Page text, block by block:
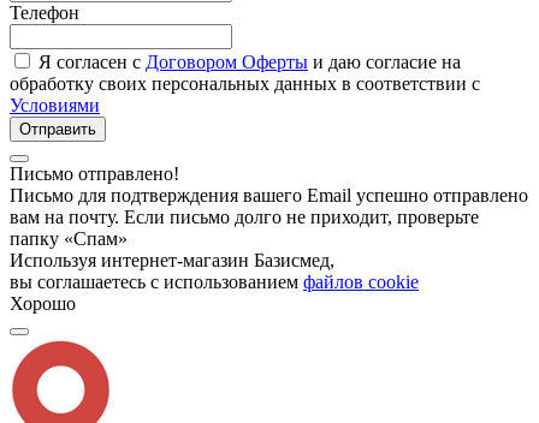
Телефон
Я согласен с Договором Оферты и даю согласие на
обработку своих персональных данных в соответствии с
Условиями
Отправить
Письмо отправлено!
Письмо для подтверждения вашего Email успешно отправлено
вам на почту. Если письмо долго не приходит, проверьте
папку «Спам»
Используя интернет-магазин Базисмед,
вы соглашаетесь с использованием файлов cookie
Хорошо